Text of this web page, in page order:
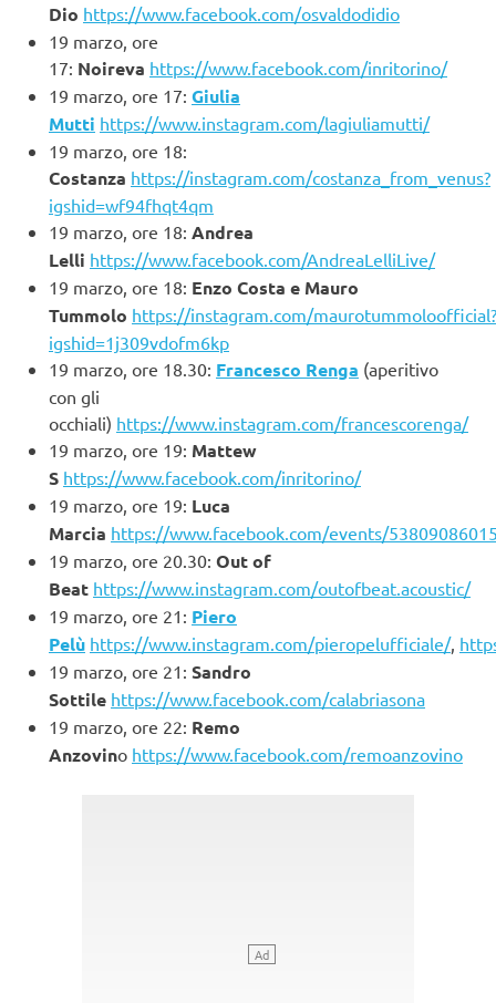
Dio https://www.facebook.com/osvaldodidio
19 marzo, ore
17: Noireva https://www.facebook.com/inritorino/
19 marzo, ore 17: Giulia
Mutti https://www.instagram.com/lagiuliamutti/
19 marzo, ore 18:
Costanza https://instagram.com/costanza_from_venus?
igshid=wf94fhqt4qm
19 marzo, ore 18: Andrea
Lelli https://www.facebook.com/AndreaLelliLive/
19 marzo, ore 18: Enzo Costa e Mauro
Tummolo https://instagram.com/maurotummoloofficial?
igshid=1j309vdofm6kp
19 marzo, ore 18.30: Francesco Renga (aperitivo
con gli
occhiali) https://www.instagram.com/francescorenga/
19 marzo, ore 19: Mattew
S https://www.facebook.com/inritorino/
19 marzo, ore 19: Luca
Marcia https://www.facebook.com/events/
19 marzo, ore 20.30: Out of
Beat https://www.instagram.com/outofbeat.acoustic/
19 marzo, ore 21: Piero
Pelù https://www.instagram.com/pieropelufficiale/,
19 marzo, ore 21: Sandro
Sottile https://www.facebook.com/calabriasona
19 marzo, ore 22: Remo
Anzovino https://www.facebook.com/remoanzovino